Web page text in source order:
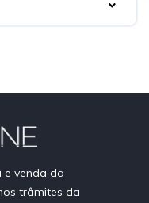
e venda da
trâmites da